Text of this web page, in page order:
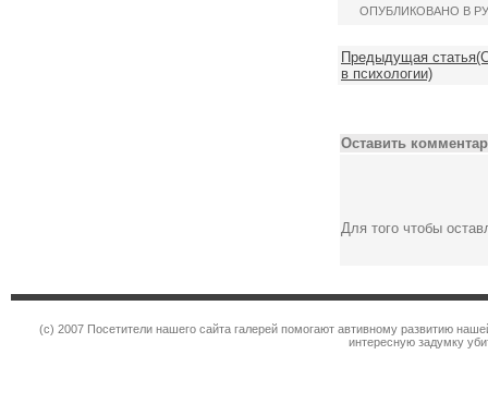
ОПУБЛИКОВАНО В
Предыдущая
в психологии)
Оставить
Для того чтобы
(c) 2007 Посетители нашего сайта галерей помогают автивному развитию
интересную задумку